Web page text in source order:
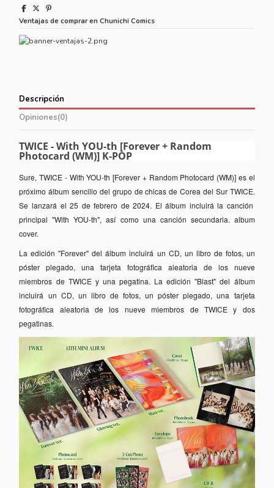
Ventajas de comprar en Chunichi Comics
Descripción
Opiniones(0)
TWICE - With YOU-th [Forever + Random
Photocard (WM)] K-POP
Sure, TWICE - With YOU-th [Forever + Random Photocard (WM)] es el
próximo álbum sencillo del grupo de chicas de Corea del Sur TWICE.
Se lanzará el 25 defebrero de 2024. El álbum incluirá la canción
principal "With YOU-th", así como una canción secundaria. album
cover.
La edición "Forever" del álbum incluirá un CD, un libro de fotos, un
póster plegado, una tarjeta fotográfica aleatoria de los nueve
miembros de TWICE y una pegatina. La edición "Blast" del álbum
incluirá un CD, un libro de fotos, un póster plegado, una tarjeta
fotográfica aleatoria de los nueve miembros de TWICE y dos
pegatinas.